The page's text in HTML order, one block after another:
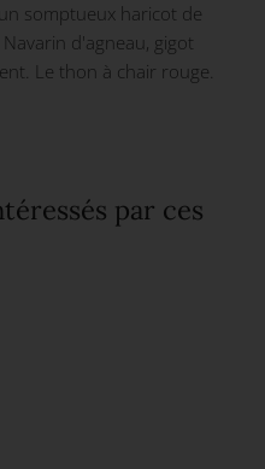
somptueux haricot de
d'agneau, gigot
Le thon à chair rouge.
par ces